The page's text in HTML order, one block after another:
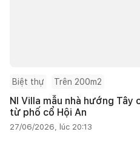
Biệt thự Trên 200m2
NI Villa mẫu nhà hướng Tây
từ phố cổ Hội An
27/06/2026, lúc 20:13